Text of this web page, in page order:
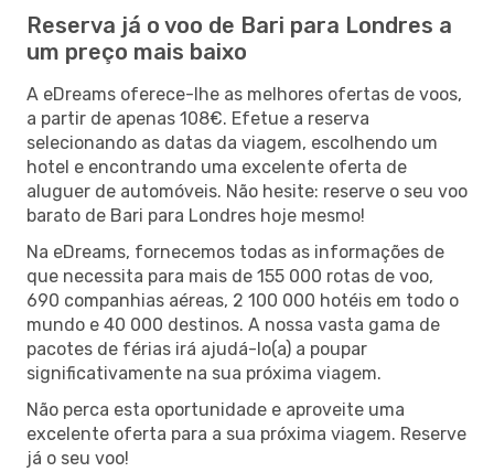
Reserva já o voo de Bari para Londres a
um preço mais baixo
A eDreams oferece-lhe as melhores ofertas de voos,
a partir de apenas 108€. Efetue a reserva
selecionando as datas da viagem, escolhendo um
hotel e encontrando uma excelente oferta de
aluguer de automóveis. Não hesite: reserve o seu voo
barato de Bari para Londres hoje mesmo!
Na eDreams, fornecemos todas as informações de
que necessita para mais de 155 000 rotas de voo,
690 companhias aéreas, 2 100 000 hotéis em todo o
mundo e 40 000 destinos. A nossa vasta gama de
pacotes de férias irá ajudá-lo(a) a poupar
significativamente na sua próxima viagem.
Não perca esta oportunidade e aproveite uma
excelente oferta para a sua próxima viagem. Reserve
já o seu voo!